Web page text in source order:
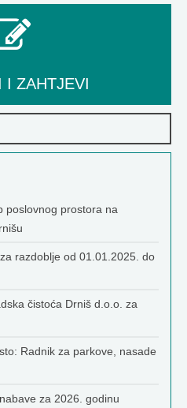
I ZAHTJEVI
poslovnog prostora na
razdoblje od 01.01.2025. do
čistoća Drniš d.o.o. za
Radnik za parkove, nasade
za 2026. godinu